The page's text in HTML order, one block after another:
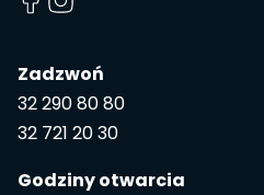
Zadzwoń
32 290 80 80
32 721 20 30
Godziny otwarcia